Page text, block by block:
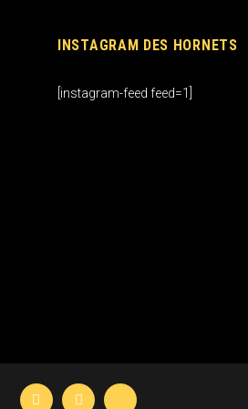
INSTAGRAM DES HORNETS
[instagram-feed feed=1]